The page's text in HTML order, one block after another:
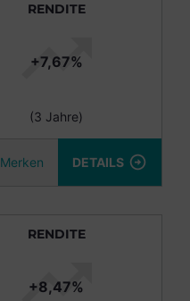
RENDITE
+7,67%
(3 Jahre)
Merken DETAILS
RENDITE
+8,47%